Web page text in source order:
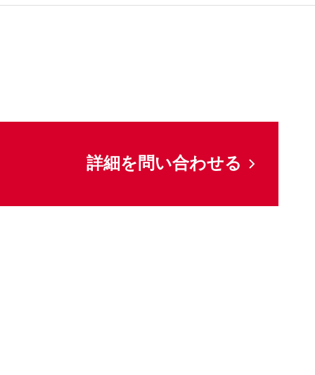
詳細を問い合わせる